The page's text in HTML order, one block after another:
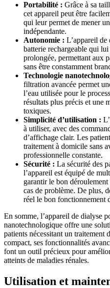
Portabilité : Grâce à sa
cet appareil peut être
qui leur permet de mener
indépendante.
Autonomie : L’appareil de
batterie rechargeable qui
prolongée, permettant aux
sans être constamment
Technologie
filtration avancée permet
l’eau utilisée pour le
résultats plus précis et une
toxiques.
Simplicité d’utilisation :
à utiliser, avec des
d’affichage clair. Les
traitement à domicile sans
professionnelle constante.
Sécurité : La sécurité des
l’appareil est équipé de
garantir le bon
cas de problème. De plus,
réel le bon fonctionnement
En somme, l’appareil de dialyse
nanotechnologique offre une
patients nécessitant un traitement
compact, ses fonctionnalités
font un outil précieux pour
atteints de maladies rénales.
Utilisation et